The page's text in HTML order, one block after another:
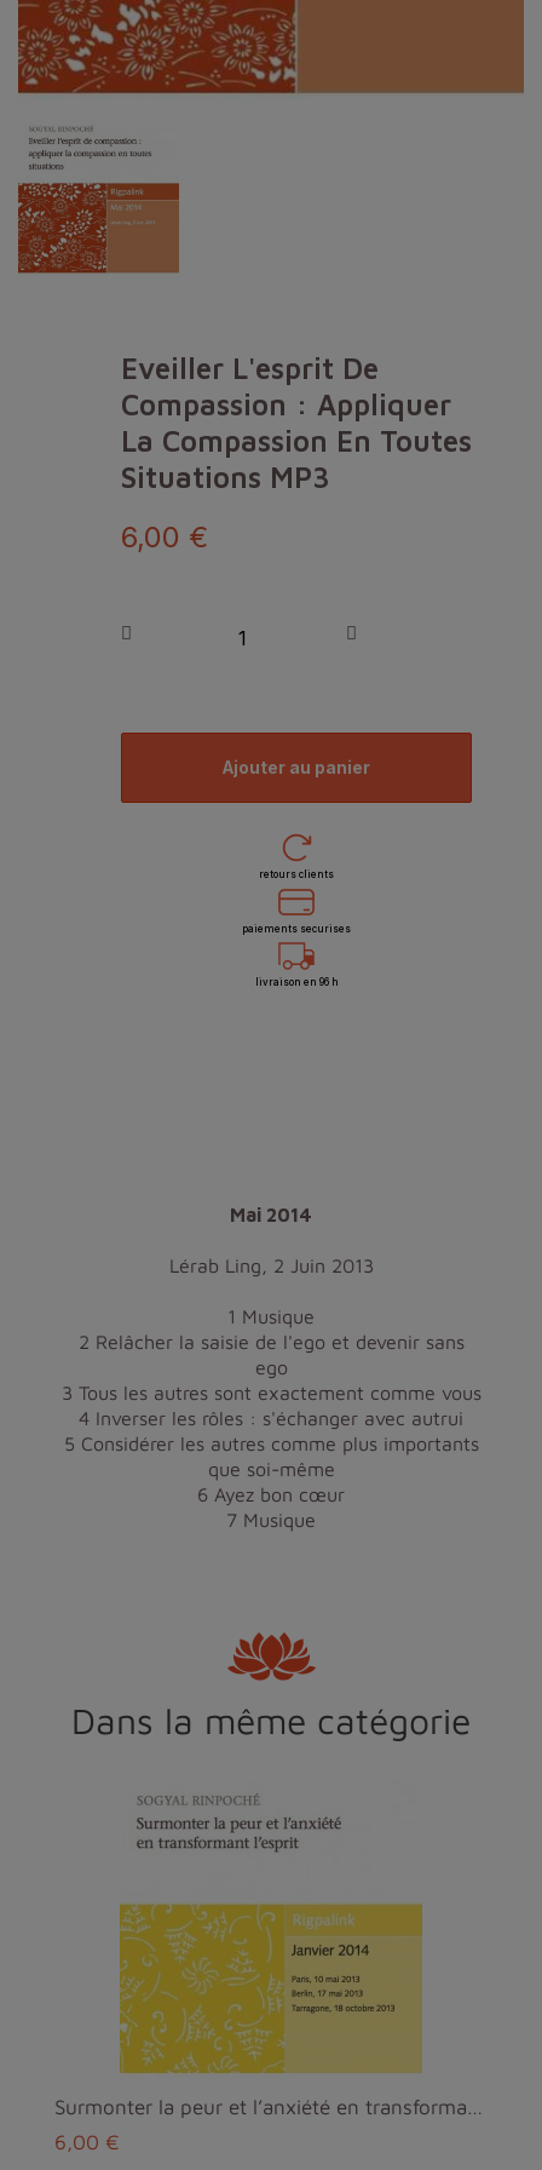
Eveiller L'esprit De
Compassion : Appliquer
La Compassion En Toutes
Situations MP3
6,00 €
ajouter au panier
retours clients
paiements securises
livraison en 96 h
Mai 2014
Lérab Ling, 2 Juin 2013
1 Musique
2 Relâcher la saisie de l'ego et devenir sans
ego
3 Tous les autres sont exactement comme vous
4 Inverser les rôles : s'échanger avec autrui
5 Considérer les autres comme plus importants
que soi-même
6 Ayez bon cœur
7 Musique
Dans la même catégorie
Surmonter la peur et l’anxiété en transformant l’e...
6,00 €